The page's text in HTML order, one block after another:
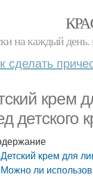
на каждый день.
сделать
крем
детского
Детский крем для
Можно ли